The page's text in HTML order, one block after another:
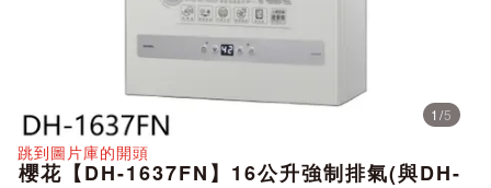
1 /5
跳到圖片庫的開頭
分享
櫻花【DH-1637FN】16公升強制排氣(與DH-